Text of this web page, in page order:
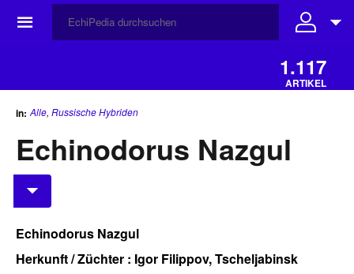
☰
1.117
ARTIKEL
in: Alle, Russische Hybriden
Echinodorus Nazgul
Echinodorus Nazgul
Herkunft / Züchter : Igor Filippov, Tscheljabinsk